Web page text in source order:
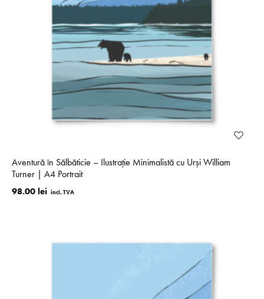
Aventură în Sălbăticie – Ilustrație Minimalistă cu Urși William
Turner | A4 Portrait
98.00 lei